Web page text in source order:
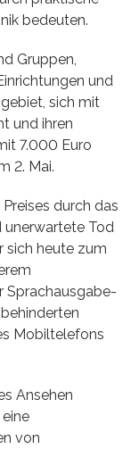
bedeuten.
Gruppen,
und
sich mit
und ihren
7.000 Euro
2. Mai.
durch das
unerwartete Tod
sich heute zum
Sprachausgabe-
Mobiltelefons
Ansehen
von